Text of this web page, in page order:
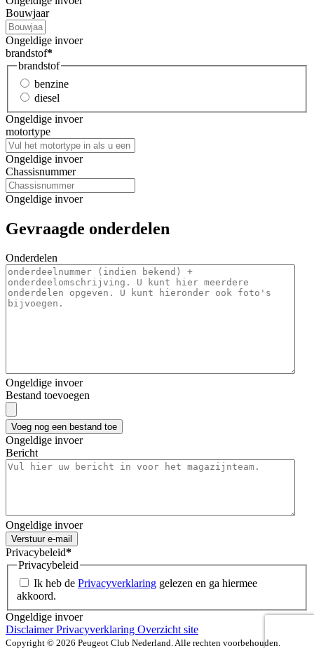
Bouwjaar
Ongeldige invoer
brandstof*
brandstof
benzine
diesel
Ongeldige invoer
motortype
Ongeldige invoer
Chassisnummer
Ongeldige invoer
Gevraagde onderdelen
Onderdelen
Ongeldige invoer
Bestand toevoegen
Voeg nog een bestand toe
Ongeldige invoer
Bericht
Ongeldige invoer
Verstuur e-mail
Privacybeleid*
Privacybeleid
Ik heb de Privacyverklaring gelezen en ga hiermee
akkoord.
Ongeldige invoer
DisclaimerPrivacyverklaring Overzicht site
Copyright © 2026 Peugeot Club Nederland. Alle rechten voorbehouden.